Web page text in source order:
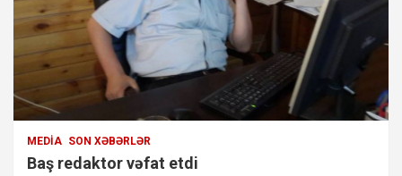
MEDIA SON XƏBƏRLƏR
Baş redaktor vəfat etdi